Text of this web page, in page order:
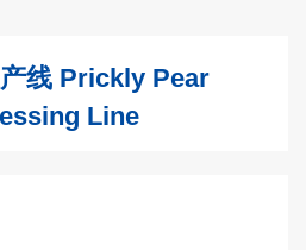
线 Prickly Pear
Line